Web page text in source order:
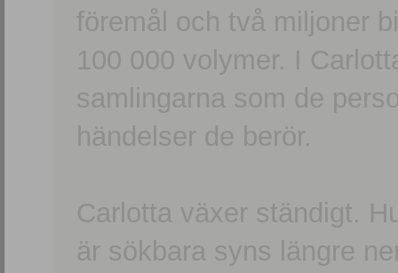
föremål och två miljoner
100 000 volymer. I
samlingarna som de
händelser de berör.
Carlotta växer ständigt.
är sökbara syns längre